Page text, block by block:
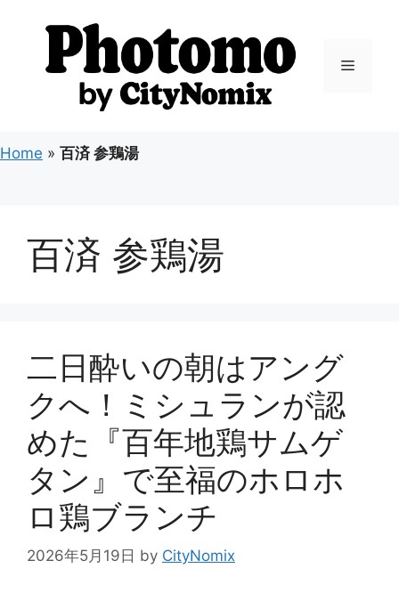
ス
キ
メ
Home » 百済 参鶏湯
百済 参鶏湯
二日酔いの朝はアング
クへ！ミシュランが認
めた『百年地鶏サムゲ
タン』で至福のホロホ
ロ鶏ブランチ
2026年5月19日 by CityNomix